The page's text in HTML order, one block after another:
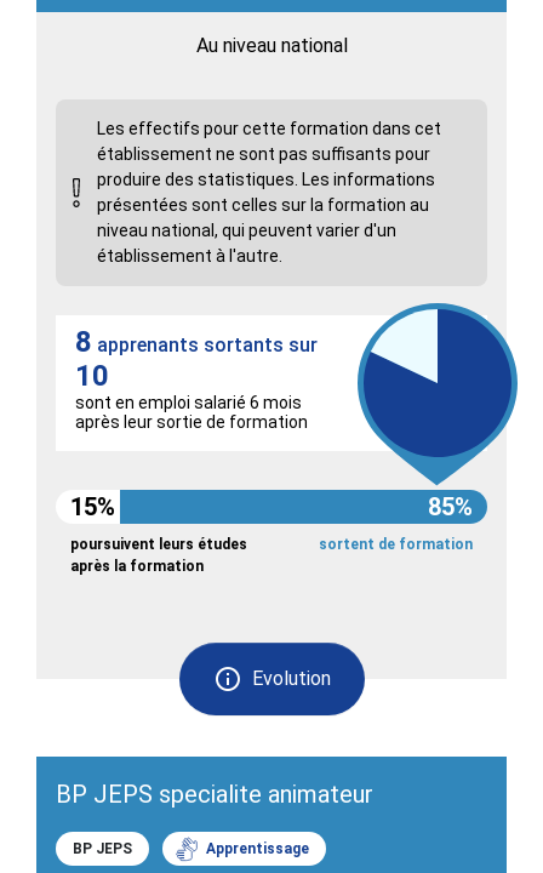
Au niveau national
Les effectifs pour cette formation dans cet
établissement ne sont pas suffisants pour
produire des statistiques. Les informations
présentées sont celles sur la formation au
niveau national, qui peuvent varier d'un
établissement à l'autre.
Evolution
8 apprenants sortants sur
10
sont en emploi salarié 6 mois
après leur sortie de formation
15% 85%
poursuivent leurs études
après la formation
sortent de formation
BP JEPS specialite animateur
BP JEPS Apprentissage